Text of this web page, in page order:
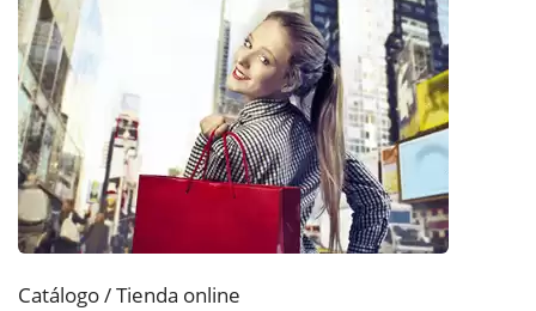
Catálogo / Tienda online